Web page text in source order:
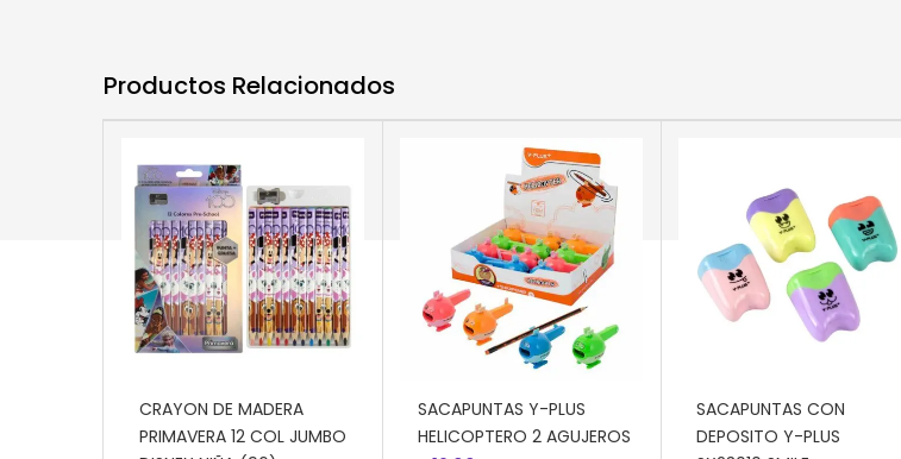
Productos Relacionados
CRAYON DE MADERA
PRIMAVERA 12 COL JUMBO
SACAPUNTAS Y-PLUS
HELICOPTERO 2 AGUJEROS
SACAPUNTAS CON
DEPOSITO Y-PLUS